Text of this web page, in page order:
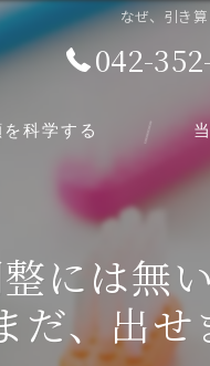
なぜ、引き
042-
科学する
小児
顎関
には無
だ、出せ